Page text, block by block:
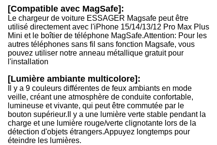
[Compatible avec MagSafe]:
Le chargeur de voiture ESSAGER Magsafe peut être
utilisé directement avec l'iPhone 15/14/13/12 Pro Max Plus
Mini et le boîtier de téléphone MagSafe.Attention: Pour les
autres téléphones sans fil sans fonction Magsafe, vous
pouvez utiliser notre anneau métallique gratuit pour
l'installation
[Lumière ambiante multicolore]:
Il y a 9 couleurs différentes de feux ambiants en mode
veille, créant une atmosphère de conduite confortable,
lumineuse et vivante, qui peut être commutée par le
bouton supérieur. Il y a une lumière verte stable pendant la
charge et une lumière rouge/verte clignotante lors de la
détection d'objets étrangers.Appuyez longtemps pour
éteindre les lumières.